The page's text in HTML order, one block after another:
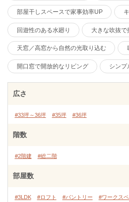
部屋干しスペースで家事効率UP
回遊性のある水廻り 大きな吹抜で
天窓／高窓から自然の光取り込む
開口窓で開放的なリビング シンプ
広さ
#33坪～36坪 #35坪 #36坪
階数
#2階建 #総二階
部屋数
#3LDK #ロフト #パントリー
#ワークス